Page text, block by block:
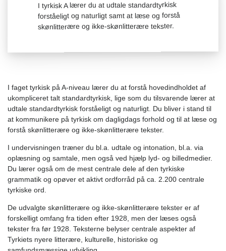
I tyrkisk A lærer du at udtale standardtyrkisk
forståeligt og naturligt samt at læse og forstå
skønlitterære og ikke-skønlitterære tekster.
I faget tyrkisk på A-niveau lærer du at forstå hovedindholdet af
ukompliceret talt standardtyrkisk, lige som du tilsvarende lærer at
udtale standardtyrkisk forståeligt og naturligt. Du bliver i stand til
at kommunikere på tyrkisk om dagligdags forhold og til at læse og
forstå skønlitterære og ikke-skønlitterære tekster.
I undervisningen træner du bl.a. udtale og intonation, bl.a. via
oplæsning og samtale, men også ved hjælp lyd- og billedmedier.
Du lærer også om de mest centrale dele af den tyrkiske
grammatik og opøver et aktivt ordforråd på ca. 2.200 centrale
tyrkiske ord.
De udvalgte skønlitterære og ikke-skønlitterære tekster er af
forskelligt omfang fra tiden efter 1928, men der læses også
tekster fra før 1928. Teksterne belyser centrale aspekter af
Tyrkiets nyere litterære, kulturelle, historiske og